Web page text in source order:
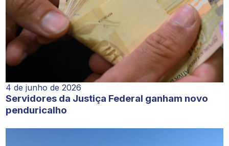
4 de junho de 2026
Servidores da Justiça Federal ganham novo
penduricalho